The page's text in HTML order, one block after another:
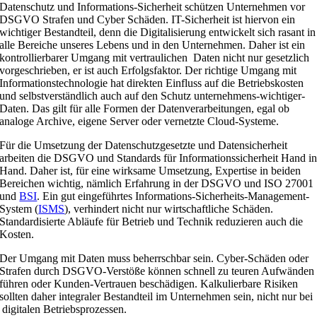
Datenschutz und Informations-Sicherheit schützen Unternehmen vor
DSGVO Strafen und Cyber Schäden. IT-Sicherheit ist hiervon ein
wichtiger Bestandteil, denn die Digitalisierung entwickelt sich rasant in
alle Bereiche unseres Lebens und in den Unternehmen. Daher ist ein
kontrollierbarer Umgang mit vertraulichen Daten nicht nur gesetzlich
vorgeschrieben, er ist auch Erfolgsfaktor. Der richtige Umgang mit
Informationstechnologie hat direkten Einfluss auf die Betriebskosten
und selbstverständlich auch auf den Schutz unternehmens-wichtiger-
Daten. Das gilt für alle Formen der Datenverarbeitungen, egal ob
analoge Archive, eigene Server oder vernetzte Cloud-Systeme.
Für die Umsetzung der Datenschutzgesetzte und Datensicherheit
arbeiten die DSGVO und Standards für Informationssicherheit Hand in
Hand. Daher ist, für eine wirksame Umsetzung, Expertise in beiden
Bereichen wichtig, nämlich Erfahrung in der DSGVO und ISO 27001
undBSI. Ein gut eingeführtes Informations-Sicherheits-Management-
System (ISMS), verhindert nicht nur wirtschaftliche Schäden.
Standardisierte Abläufe für Betrieb und Technik reduzieren auch die
Kosten.
Der Umgang mit Daten muss beherrschbar sein. Cyber-Schäden oder
Strafen durch DSGVO-Verstöße können schnell zu teuren Aufwänden
führen oder Kunden-Vertrauen beschädigen. Kalkulierbare Risiken
sollten daher integraler Bestandteil im Unternehmen sein, nicht nur bei
digitalen Betriebsprozessen.